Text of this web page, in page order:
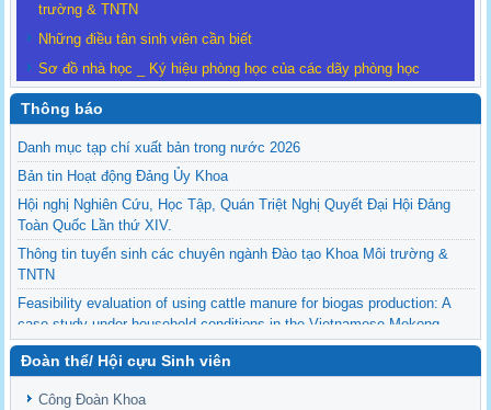
trường & TNTN
Những điều tân sinh viên cần biết
Sơ đồ nhà học _ Ký hiệu phòng học của các dãy phòng học
Thông báo
Danh mục tạp chí xuất bản trong nước 2026
Bản tin Hoạt động Đảng Ủy Khoa
Hội nghị Nghiên Cứu, Học Tập, Quán Triệt Nghị Quyết Đại Hội Đảng
Toàn Quốc Lần thứ XIV.
Thông tin tuyển sinh các chuyên ngành Đào tạo Khoa Môi trường &
TNTN
Feasibility evaluation of using cattle manure for biogas production: A
case study under household conditions in the Vietnamese Mekong
Delta
Sediment properties in flood-based farming systems in the Vietnamese
upstream Mekong Delta
Đoàn thể/ Hội cựu Sinh viên
Công Đoàn Khoa